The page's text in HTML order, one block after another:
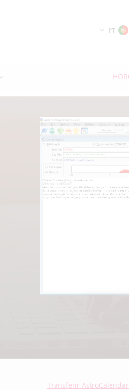
PT
Transferir AstroCalendar